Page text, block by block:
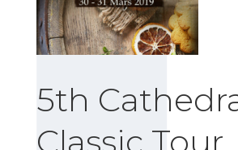
5th
Classic Tour